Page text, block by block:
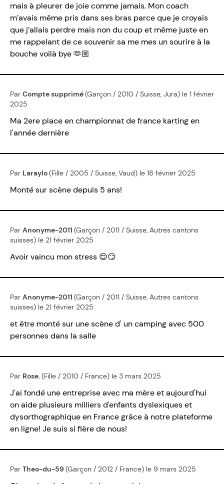
mais à pleurer de joie comme jamais. Mon coach
m’avais même pris dans ses bras parce que je croyais
que j’allais perdre mais non du coup et même juste en
me rappelant de ce souvenir sa me mes un sourire à la
bouche voilà bye 🫶🏼
Par Compte supprimé(Garçon / 2010 / Suisse, Jura) le 1 février
2025
Ma 2ere place en championnat de france karting en
l'année dernière
Par Laraylo(Fille / 2005 / Suisse, Vaud) le 18 février 2025
Monté sur scène depuis 5 ans!
Par Anonyme-2011 (Garçon / 2011 / Suisse, Autres cantons
suisses) le 21 février 2025
Avoir vaincu mon stress 😌😏
Par Anonyme-2011 (Garçon / 2011 / Suisse, Autres cantons
suisses) le 21 février 2025
et être monté sur une scène d' un camping avec 500
personnes dans la salle
Par Rose.(Fille / 2010 / France) le 3 mars 2025
J'ai fondé une entreprise avec ma mère et aujourd'hui
on aide plusieurs milliers d'enfants dyslexiques et
dysorthographique en France grâce à notre plateforme
en ligne! Je suis si fière de nous!
Par Theo-du-59(Garçon / 2012 / France) le 9 mars 2025